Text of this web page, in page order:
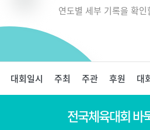
연도별 세부 기록을 확
페
이
지
대회일시 주최 주관 후원 대
전국체육대회 바